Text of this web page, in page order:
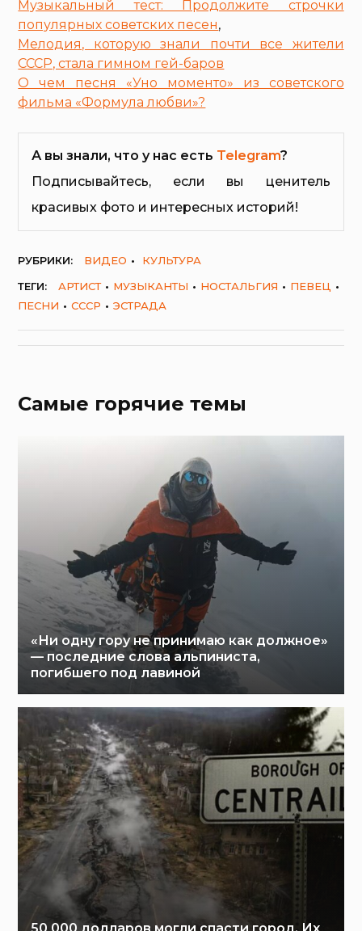
Музыкальный тест: Продолжите строчки
популярных советских песен,
Мелодия, которую знали почти все жители
СССР, стала гимном гей-баров
О чем песня «Уно моменто» из советского
фильма «Формула любви»?
А вы знали, что у нас есть Telegram?
Подписывайтесь, если вы ценитель
красивых фото и интересных историй!
РУБРИКИ: ВИДЕО
КУЛЬТУРА
ТЕГИ:
АРТИСТ МУЗЫКАНТЫ НОСТАЛЬГИЯ
ПЕВЕЦ
ПЕСНИ
СССР ЭСТРАДА
Самые горячие темы
«Ни одну гору не принимаю как должное»
— последние слова альпиниста,
погибшего под лавиной